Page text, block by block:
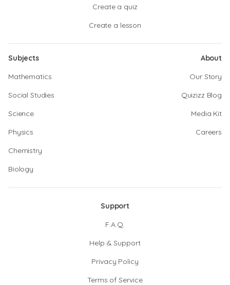
Create a quiz
Create a lesson
Subjects
Mathematics
Social Studies
Science
Physics
Chemistry
Biology
About
Our Story
Quizizz Blog
Media Kit
Careers
Support
F.A.Q.
Help & Support
Privacy Policy
Terms of Service